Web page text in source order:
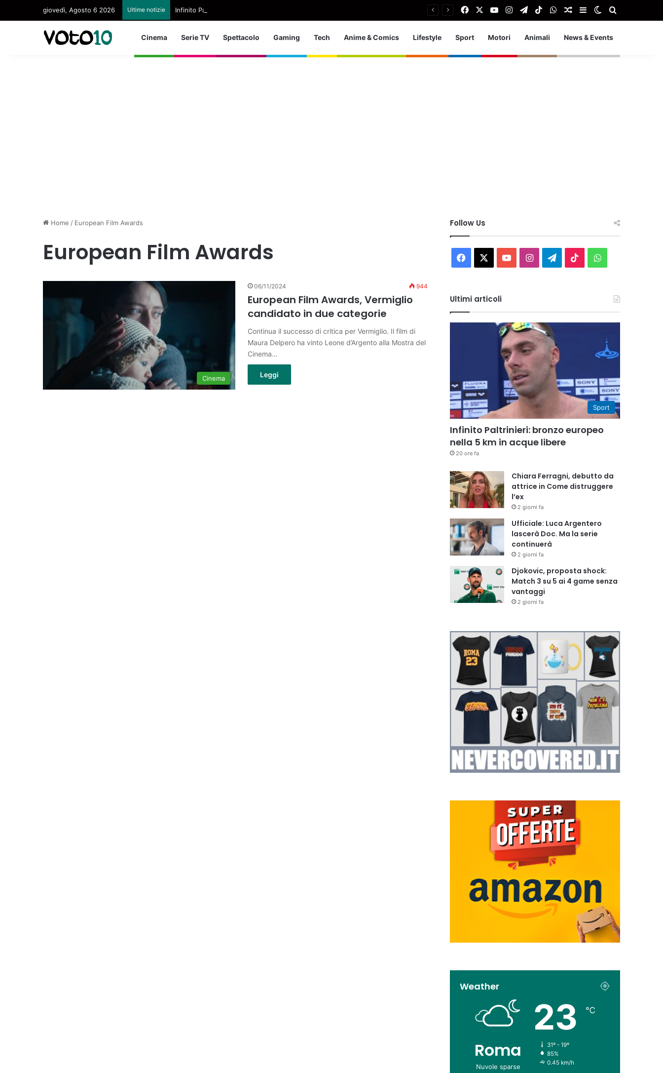
giovedì, Agosto 6 2026 Ultime notizie Infinito Paltrinieri: bronzo europeo nella 5 km in acque libere FacebookYou TubeInstagram
TelegramTikTokWhatsApp
Articolo Random
Barra laterale
Cambia aspetto
Cinema Serie TV Spettacolo Gaming Tech Anime & Comics Lifestyle Sport Motori Animali News & Events
Home / European Film Awards
European Film Awards
Cinema
06/11/2024 944
European Film Awards, Vermiglio
candidato in due categorie
Continua il successo di critica per Vermiglio. Il film di
Maura Delpero ha vinto Leone d’Argento alla Mostra del
Cinema…
Leggi
Follow Us
Facebook You InstagramTelegram
TikTokWhatsApp
Ultimi articoli
Sport
Infinito Paltrinieri: bronzo europeo
nella 5 km in acque libere
20 ore fa
Chiara Ferragni, debutto da
attrice in Come distruggere
l’ex
2 giorni fa
Ufficiale: Luca Argentero
lascerà Doc. Ma la serie
continuerà
2 giorni fa
Djokovic, proposta shock:
Match 3 su 5 ai 4 game senza
vantaggi
2 giorni fa
Weather
Roma
Nuvole sparse
23 ℃
31º - 19º
85%
0.45 km/h